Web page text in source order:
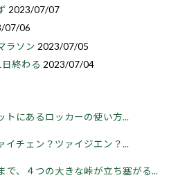
2023/07/07
07/06
ラソン 2023/07/05
日終わる 2023/07/04
トにあるロッカーの使い方...
イチェン？ツァイジエン？...
で、４つの大きな峠が立ち塞がる...